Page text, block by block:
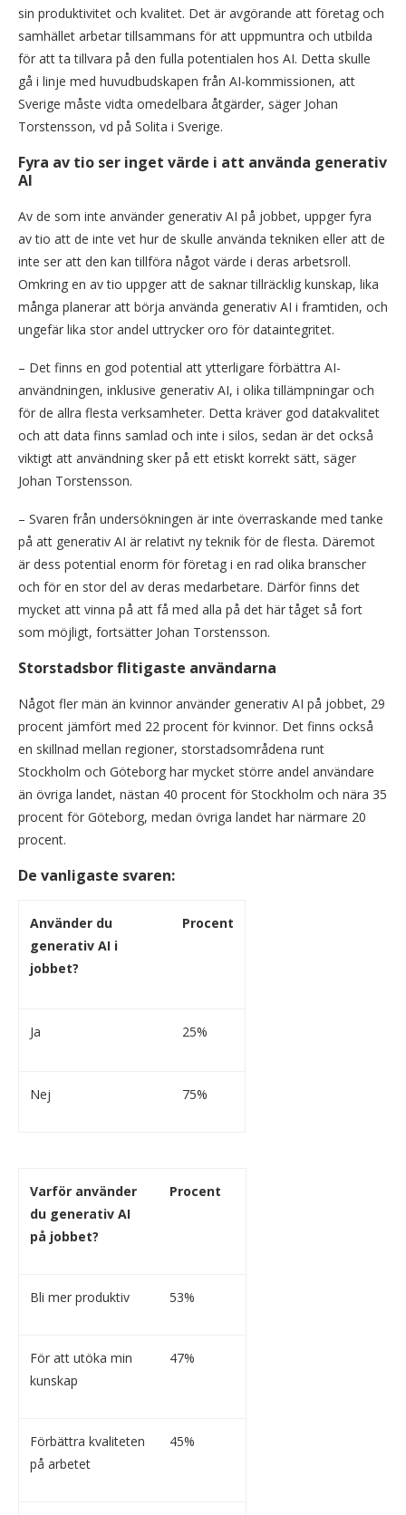
sin produktivitet och kvalitet. Det är avgörande att företag och
samhället arbetar tillsammans för att uppmuntra och utbilda
för att ta tillvara på den fulla potentialen hos AI. Detta skulle
gå i linje med huvudbudskapen från AI-kommissionen, att
Sverige måste vidta omedelbara åtgärder, säger Johan
Torstensson, vd på Solita i Sverige.
Fyra av tio ser inget värde i att använda generativ
AI
Av de som inte använder generativ AI på jobbet, uppger fyra
av tio att de inte vet hur de skulle använda tekniken eller att de
inte ser att den kan tillföra något värde i deras arbetsroll.
Omkring en av tio uppger att de saknar tillräcklig kunskap, lika
många planerar att börja använda generativ AI i framtiden, och
ungefär lika stor andel uttrycker oro för dataintegritet.
– Det finns en god potential att ytterligare förbättra AI-
användningen, inklusive generativ AI, i olika tillämpningar och
för de allra flesta verksamheter. Detta kräver god datakvalitet
och att data finns samlad och inte i silos, sedan är det också
viktigt att användning sker på ett etiskt korrekt sätt, säger
Johan Torstensson.
– Svaren från undersökningen är inte överraskande med tanke
på att generativ AI är relativt ny teknik för de flesta. Däremot
är dess potential enorm för företag i en rad olika branscher
och för en stor del av deras medarbetare. Därför finns det
mycket att vinna på att få med alla på det här tåget så fort
som möjligt, fortsätter Johan Torstensson.
Storstadsbor flitigaste användarna
Något fler män än kvinnor använder generativ AI på jobbet, 29
procent jämfört med 22 procent för kvinnor. Det finns också
en skillnad mellan regioner, storstadsområdena runt
Stockholm och Göteborg har mycket större andel användare
än övriga landet, nästan 40 procent för Stockholm och nära 35
procent för Göteborg, medan övriga landet har närmare 20
procent.
De vanligaste svaren:
Använder du
generativ AI i
jobbet?
Procent
Ja 25%
Nej 75%
Varför använder
du generativ AI
på jobbet?
Procent
Bli mer produktiv 53%
För att utöka min
kunskap
47%
Förbättra kvaliteten
på arbetet
45%